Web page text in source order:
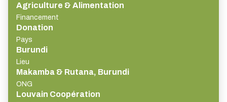
Agriculture & Alimentation
Financement
Donation
Pays
Burundi
Lieu
Makamba & Rutana, Burundi
ONG
Louvain Coopération